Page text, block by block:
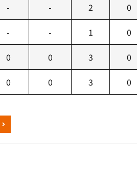
- - 2 0
- - 1 0
0 0 3 0
0 0 3 0